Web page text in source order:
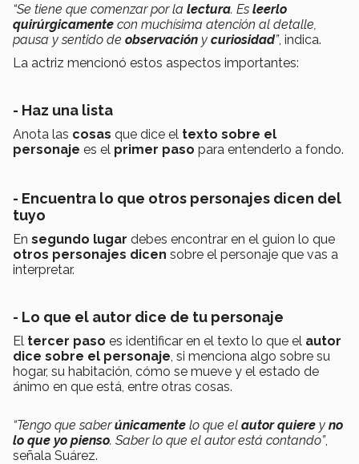
“Se tiene que comenzar por la lectura. Es leerlo
quirúrgicamente con muchísima atención al detalle,
pausa y sentido de observación y curiosidad”, indica.
La actriz mencionó estos aspectos importantes:
- Haz una lista
Anota las cosas que dice el texto sobre el
personaje es el primer paso para entenderlo a fondo.
- Encuentra lo que otros personajes dicen del
tuyo
En segundo lugar debes encontrar en el guion lo que
otros personajes dicen sobre el personaje que vas a
interpretar.
- Lo que el autor dice de tu personaje
El tercer paso es identificar en el texto lo que el autor
dice sobre el personaje, si menciona algo sobre su
hogar, su habitación, cómo se mueve y el estado de
ánimo en que está, entre otras cosas.
“Tengo que saberúnicamente lo que el autor quiere y no
lo que yo pienso. Saber lo que el autor está contando”,
señala Suárez.